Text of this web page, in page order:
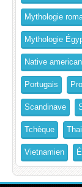
Mythologie
Mythologie
Native american
Portugais
Scandinave
Tchèque Thai
Vietnamien